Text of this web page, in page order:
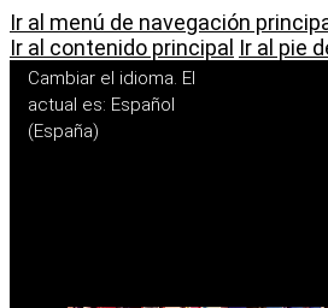
Ir al menú de navegación
Ir al contenido principal Ir al pie
Cambiar el idioma. El
actual es: Español
(España)